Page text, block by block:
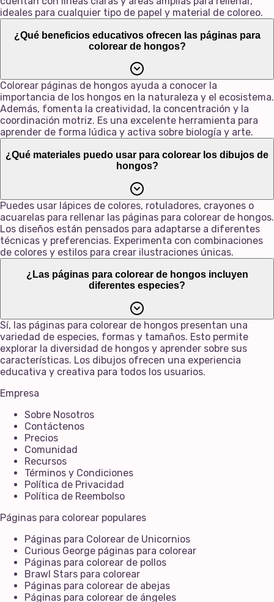
ideales para cualquier tipo de papel y material de coloreo.
¿Qué beneficios educativos ofrecen las páginas para
colorear de hongos?
Colorear páginas de hongos ayuda a conocer la
importancia de los hongos en la naturaleza y el ecosistema.
Además, fomenta la creatividad, la concentración y la
coordinación motriz. Es una excelente herramienta para
aprender de forma lúdica y activa sobre biología y arte.
¿Qué materiales puedo usar para colorear los dibujos de
hongos?
Puedes usar lápices de colores, rotuladores, crayones o
acuarelas para rellenar las páginas para colorear de hongos.
Los diseños están pensados para adaptarse a diferentes
técnicas y preferencias. Experimenta con combinaciones
de colores y estilos para crear ilustraciones únicas.
¿Las páginas para colorear de hongos incluyen
diferentes especies?
Sí, las páginas para colorear de hongos presentan una
variedad de especies, formas y tamaños. Esto permite
explorar la diversidad de hongos y aprender sobre sus
características. Los dibujos ofrecen una experiencia
educativa y creativa para todos los usuarios.
Empresa
Sobre Nosotros
Contáctenos
Precios
Comunidad
Recursos
Términos y Condiciones
Política de Privacidad
Política de Reembolso
Páginas para colorear populares
Páginas para Colorear de Unicornios
Curious George páginas para colorear
Páginas para colorear de pollos
Brawl Stars para colorear
Páginas para colorear de abejas
Páginas para colorear de ángeles